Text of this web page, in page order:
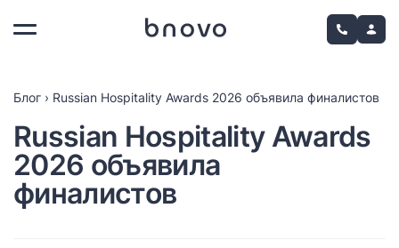
Блог › Russian Hospitality Awards 2026 объявила финалистов
Russian Hospitality Awards
2026 объявила
финалистов